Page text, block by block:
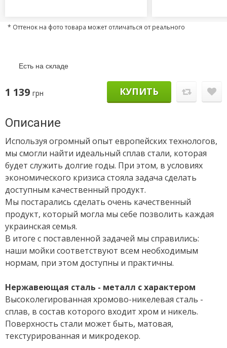
* Оттенок на фото товара может отличаться от реального
Есть на складе
1 139 грн КУПИТЬ
Описание
Используя огромный опыт европейских технологов,
мы смогли найти идеальный сплав стали, которая
будет служить долгие годы. При этом, в условиях
экономического кризиса стояла задача сделать
доступным качественный продукт.
Мы постарались сделать очень качественный
продукт, который могла мы себе позволить каждая
украинская семья.
В итоге с поставленной задачей мы справились:
наши мойки соответствуют всем необходимым
нормам, при этом доступны и практичны.
Нержавеющая сталь - металл с характером
Высоколегированная хромово-никелевая сталь -
сплав, в состав которого входит хром и никель.
Поверхность стали может быть, матовая,
текстурированная и микродекор.